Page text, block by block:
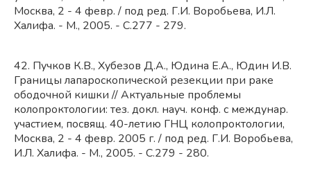
Москва, 2 - 4 февр. / под ред. Г.И. Воробьева, И.Л.
Халифа. - М., 2005. - С.277 - 279.
42. Пучков К.В., Хубезов Д.А., Юдина Е.А., Юдин И.В.
Границы лапароскопической резекции при раке
ободочной кишки // Актуальные проблемы
колопроктологии: тез. докл. науч. конф. с междунар.
участием, посвящ. 40-летию ГНЦ колопроктологии,
Москва, 2 - 4 февр. 2005 г. / под ред. Г.И. Воробьева,
И.Л. Халифа. - М., 2005. - С.279 - 280.